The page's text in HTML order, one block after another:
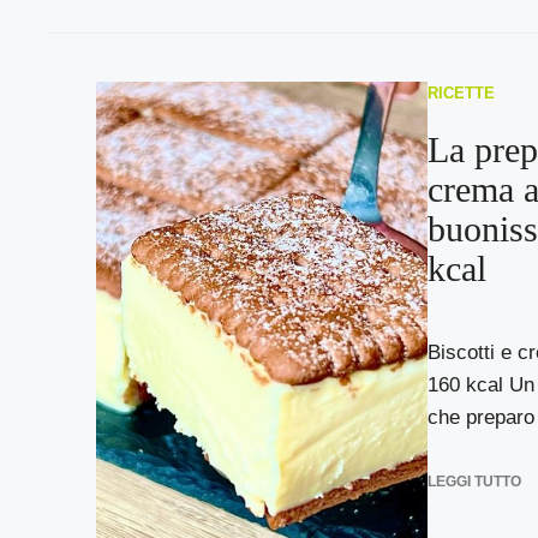
RICETTE
La
crema
kcal
Biscotti e
160 kcal
che
LEGGI TUTTO